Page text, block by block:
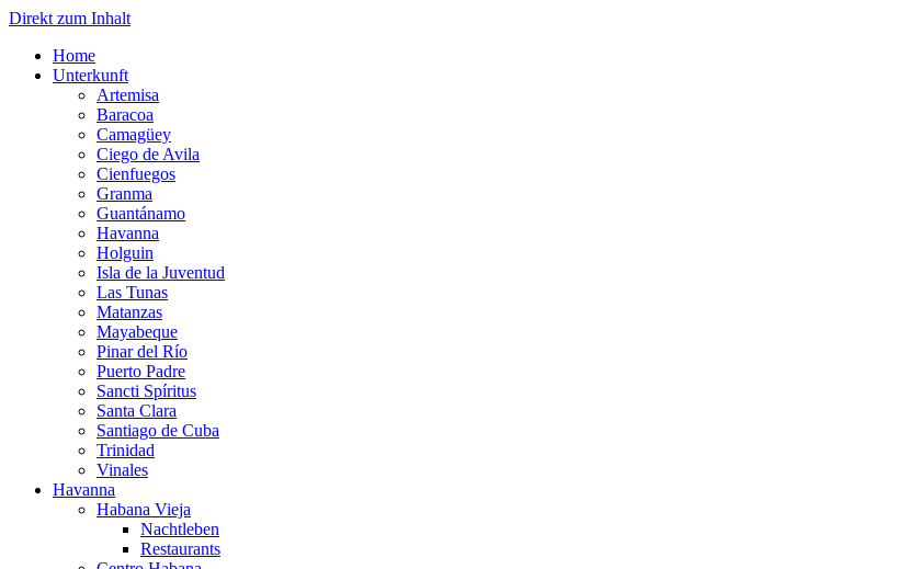
Direkt zum Inhalt
Home
Unterkunft
Artemisa
Baracoa
Camagüey
Ciego de Avila
Cienfuegos
Granma
Guantánamo
Havanna
Holguin
Isla de la Juventud
Las Tunas
Matanzas
Mayabeque
Pinar del Río
Puerto Padre
Sancti Spíritus
Santa Clara
Santiago de Cuba
Trinidad
Vinales
Havanna
Habana Vieja
Nachtleben
Restaurants